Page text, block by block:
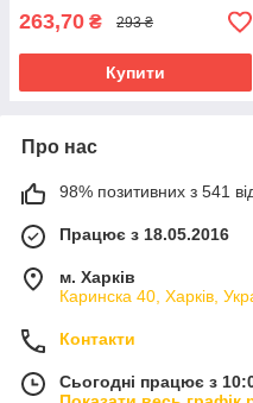
263,70 ₴ 293 ₴
Купити
Про нас
98% позитивних з 541
Працює з 18.05.2016
м. Харків
Каринска 40, Харків,
Контакти
Сьогодні працює з